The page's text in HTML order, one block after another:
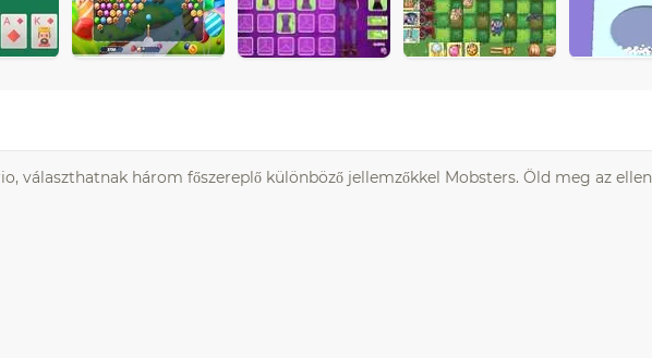
választhatnak három főszereplő különböző jellemzőkkel Mobsters. Öld meg az